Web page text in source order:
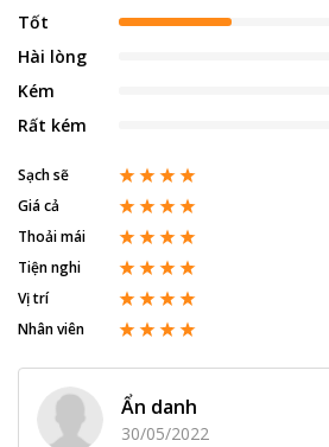
Tốt
Hài lòng
Kém
Rất kém
Sạch sẽ
Giá cả
Thoải mái
Tiện nghi
Vị trí
Nhân viên
Ẩn danh
30/05/2022